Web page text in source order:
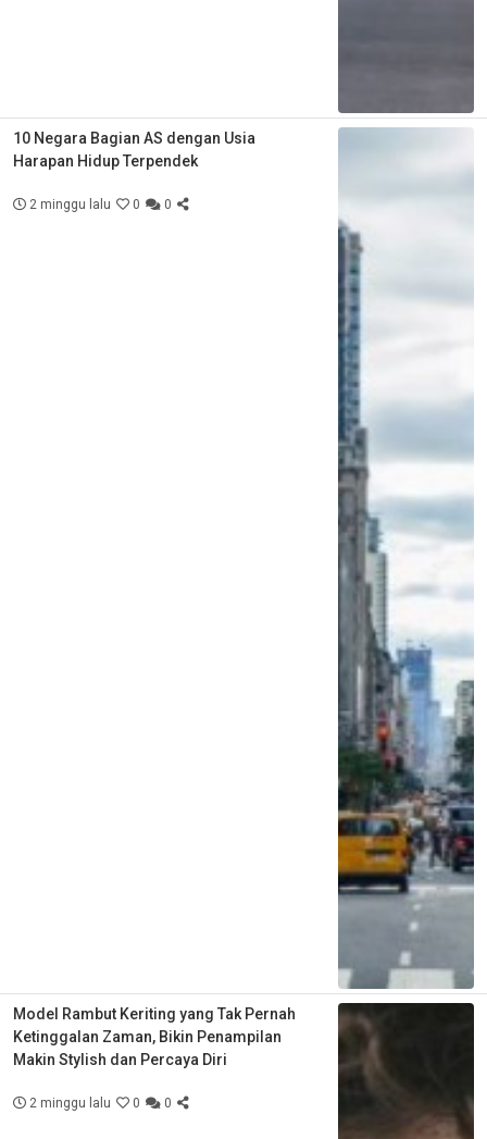
10 Negara Bagian AS dengan Usia
Harapan Hidup Terpendek
2 minggu lalu 0 0
Model Rambut Keriting yang Tak Pernah
Ketinggalan Zaman, Bikin Penampilan
Makin Stylish dan Percaya Diri
2 minggu lalu 0 0